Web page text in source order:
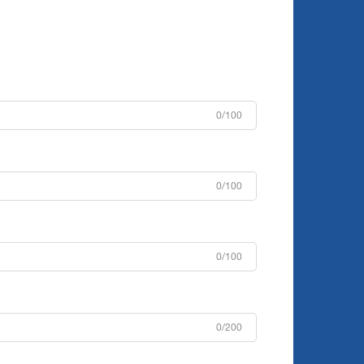
0/100
0/100
0/100
0/200